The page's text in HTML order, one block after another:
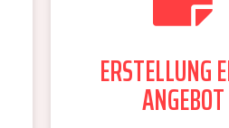
ERSTELLUNG
ANGEBOT